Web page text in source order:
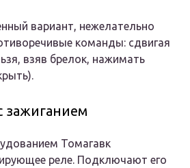
вариант, нежелательно
команды: сдвигая
взяв брелок, нажимать
зажиганием
Томагавк
реле. Подключают его